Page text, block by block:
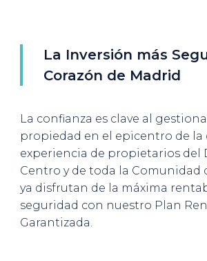
La Inversión más
Corazón de Madrid
La confianza es clave al
propiedad en el epicentro de la
experiencia de propietarios del
Centro y de toda la Comunidad
ya disfrutan de la máxima
seguridad con nuestro Plan
Garantizada.